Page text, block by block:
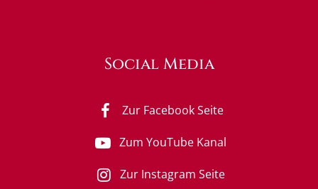
Social Media
Zur Facebook Seite
Zum YouTube Kanal
Zur Instagram Seite